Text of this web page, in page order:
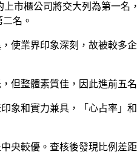
市櫃公司將交大列為第一
名。
使業界印象深刻，故被較多
但整體素質佳，因此進前五
象和實力兼具，「心占率」
央較優。查核後發現比例差